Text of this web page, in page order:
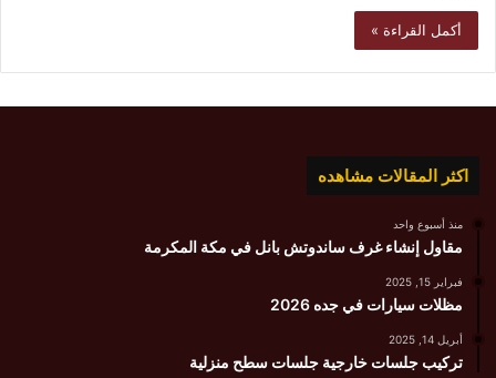
أكمل القراءة »
اكثر المقالات مشاهده
منذ أسبوع واحد
مقاول إنشاء غرف ساندوتش بانل في مكة المكرمة
فبراير 15, 2025
مظلات سيارات في جده 2026
أبريل 14, 2025
تركيب جلسات خارجية جلسات سطح منزلية